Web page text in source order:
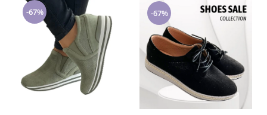
-67% -67%